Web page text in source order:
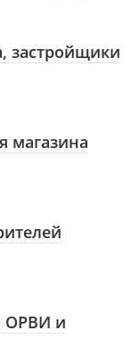
застройщики
магазина
ОРВИ и